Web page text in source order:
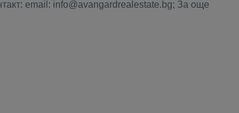
email: info@avangardrealestate.bg; За още